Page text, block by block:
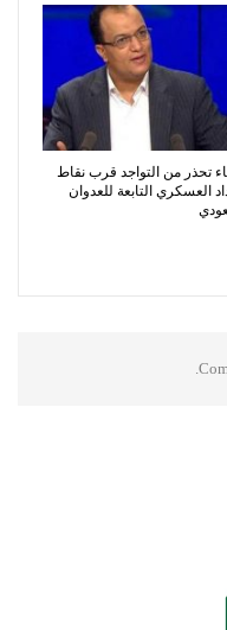
تحذر من التواجد قرب نقاط
العسكري التابعة للعدوان